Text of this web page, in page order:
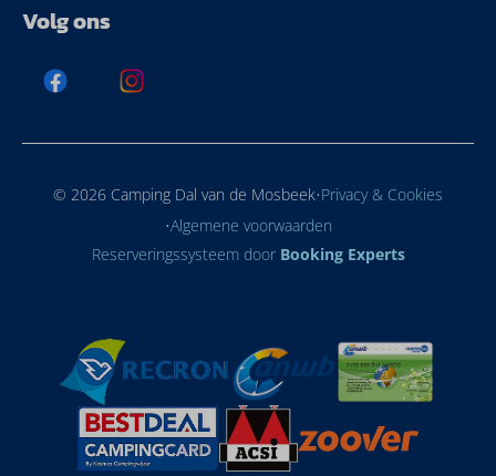
Volg ons
© 2026 Camping Dal van de Mosbeek·Privacy & Cookies
·Algemene voorwaarden
Reserveringssysteem door Booking Experts